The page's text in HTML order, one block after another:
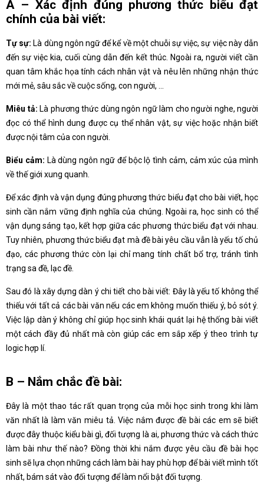
A – Xác định đúng phương thức biểu đạt
chính của bài viết:
Tự sự: Là dùng ngôn ngữ để kể về một chuỗi sự việc, sự việc này dẫn
đến sự việc kia, cuối cùng dẫn đến kết thúc. Ngoài ra, người viết cần
quan tâm khắc họa tính cách nhân vật và nêu lên những nhận thức
mới mẻ, sâu sắc về cuộc sống, con người, …
Miêu tả: Là phương thức dùng ngôn ngữ làm cho người nghe, người
đọc có thể hình dung được cụ thể nhân vật, sự việc hoặc nhận biết
được nội tâm của con người.
Biểu cảm: Là dùng ngôn ngữ để bộc lộ tình cảm, cảm xúc của mình
về thế giới xung quanh.
Để xác định và vận dụng đúng phương thức biểu đạt cho bài viết, học
sinh cần nắm vững định nghĩa của chúng. Ngoài ra, học sinh có thể
vận dụng sáng tạo, kết hợp giữa các phương thức biểu đạt với nhau.
Tuy nhiên, phương thức biểu đạt mà đề bài yêu cầu vẫn là yếu tố chủ
đạo, các phương thức còn lại chỉ mang tính chất bổ trợ, tránh tình
trạng sa đề, lạc đề.
Sau đó là xây dựng dàn ý chi tiết cho bài viết: Đây là yếu tố không thể
thiếu với tất cả các bài văn nếu các em không muốn thiếu ý, bỏ sót ý.
Việc lập dàn ý không chỉ giúp học sinh khái quát lại hệ thống bài viết
một cách đầy đủ nhất mà còn giúp các em sắp xếp ý theo trình tự
logic hợp lí.
B – Nắm chắc đề bài:
Đây là một thao tác rất quan trọng của mỗi học sinh trong khi làm
văn nhất là làm văn miêu tả. Việc nắm được đề bài các em sẽ biết
được đây thuộc kiểu bài gì, đối tượng là ai, phương thức và cách thức
làm bài như thế nào? Đồng thời khi nắm được yêu cầu đề bài học
sinh sẽ lựa chọn những cách làm bài hay phù hợp để bài viết mình tốt
nhất, bám sát vào đối tượng để làm nổi bật đối tượng.